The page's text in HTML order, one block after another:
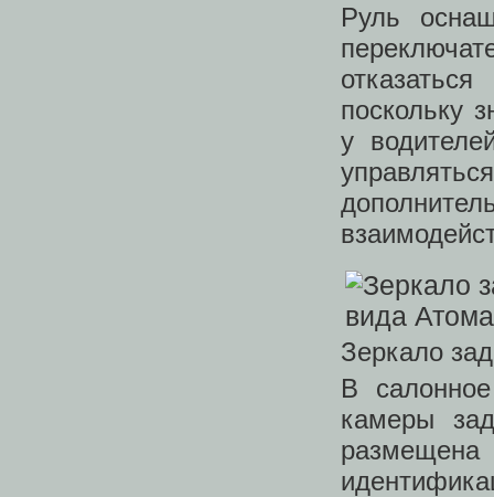
Руль
поскольку
у
Зеркало
В
камеры
размещена